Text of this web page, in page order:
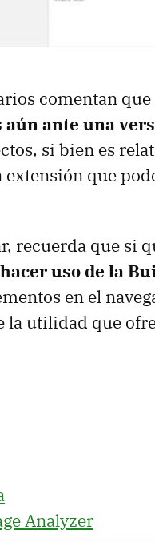
comentan
aún ante una
si bien es
extensión que
recuerda que si
uso de la
en el
la utilidad que
Analyzer